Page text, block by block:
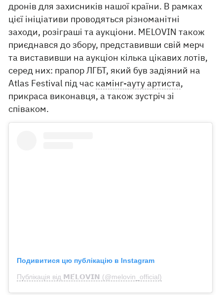
дронів для захисників нашої країни. В рамках
цієї ініціативи проводяться різноманітні
заходи, розіграші та аукціони. MELOVIN також
приєднався до збору, представивши свій мерч
та виставивши на аукціон кілька цікавих лотів,
серед них: прапор ЛГБТ, який був задіяний на
Atlas Festival під час камінг-ауту артиста,
прикраса виконавця, а також зустріч зі
співаком.
Подивитися цю публікацію в Instagram
Публікація від 𝗠𝗘́𝗟𝗢𝗩𝗜𝗡 (@melovin_official)